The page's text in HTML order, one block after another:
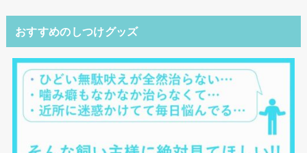
おすすめのしつけグッズ